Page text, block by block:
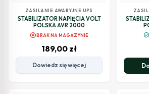
ZASILANIE AWARYJNE UPS
STABILIZATOR NAPIĘCIA VOLT
POLSKA AVR 2000
cancelBRAK NA MAGAZYNIE
189,00 zł
Dowiedz się więcej
check_circle